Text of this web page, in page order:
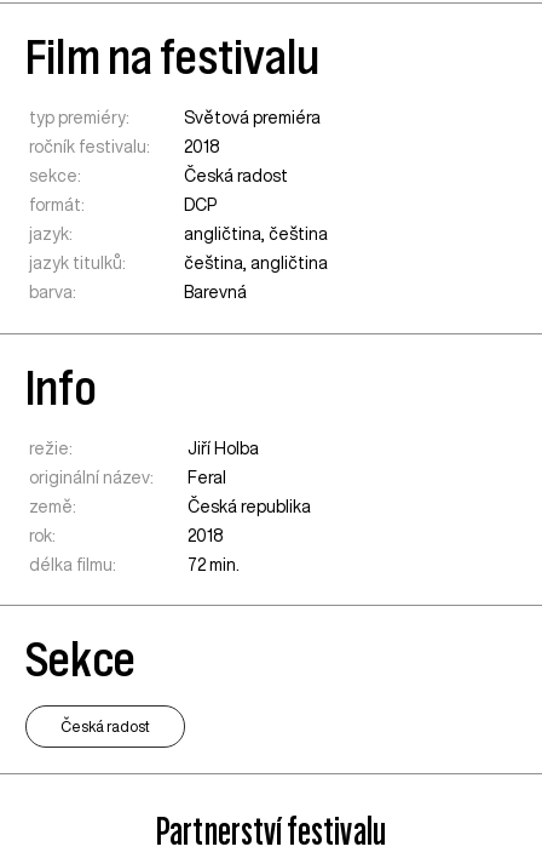
Film na festivalu
typ premiéry:
Světová premiéra
ročník festivalu:
2018
sekce:
Česká radost
formát:
DCP
jazyk:
angličtina, čeština
jazyk titulků:
čeština, angličtina
barva:
Barevná
Info
režie:
Jiří Holba
originální název:
Feral
země:
Česká republika
rok:
2018
délka filmu:
72 min.
Sekce
Česká radost
Partnerství festivalu